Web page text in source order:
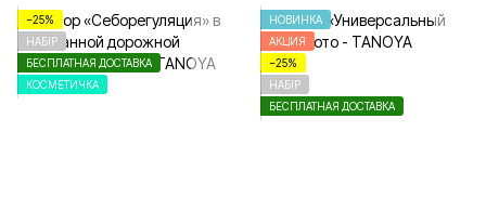
−25%
НАБІР
БЕСПЛАТНАЯ ДОСТАВКА
КОСМЕТИЧКА
НОВИНКА
АКЦИЯ
−25%
НАБІР
БЕСПЛАТНАЯ ДОСТАВКА